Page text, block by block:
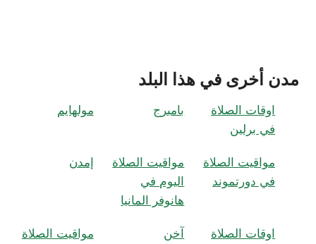
مدن أخرى في هذا البلد
اوقات الصلاة
في برلين
بامبرج مولهايم
مواقيت الصلاة
في دورتموند
مواقيت الصلاة
اليوم في
هانوفر المانيا
إمدن
اوقات الصلاة
آخن
مواقيت الصلاة